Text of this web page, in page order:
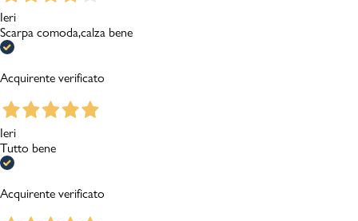
Ieri
Scarpa comoda,calza bene
Acquirente verificato
Ieri
Tutto bene
Acquirente verificato